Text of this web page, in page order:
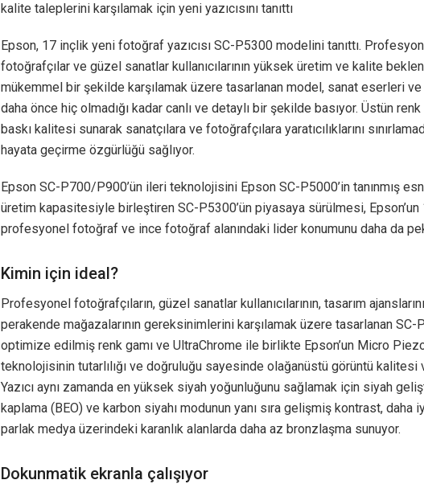
kalite taleplerini karşılamak için yeni yazıcısını tanıttı
Epson, 17 inçlik yeni fotoğraf yazıcısı SC-P5300 modelini tanıttı.
fotoğrafçılar ve güzel sanatlar kullanıcılarının yüksek üretim ve kalite
mükemmel bir şekilde karşılamak üzere tasarlanan model, sanat eserleri
daha önce hiç olmadığı kadar canlı ve detaylı bir şekilde basıyor. Üstün
baskı kalitesi sunarak sanatçılara ve fotoğrafçılara yaratıcılıklarını
hayata geçirme özgürlüğü sağlıyor.
Epson SC-P700/P900’ün ileri teknolojisini Epson SC-P5000’in tanınmış
üretim kapasitesiyle birleştiren SC-P5300’ün piyasaya sürülmesi, Epson’un
profesyonel fotoğraf ve ince fotoğraf alanındaki lider konumunu daha da
Kimin için ideal?
Profesyonel fotoğrafçıların, güzel sanatlar kullanıcılarının, tasarım
perakende mağazalarının gereksinimlerini karşılamak üzere tasarlanan SC-
optimize edilmiş renk gamı ve UltraChrome ile birlikte Epson’un Micro
teknolojisinin tutarlılığı ve doğruluğu sayesinde olağanüstü görüntü kalitesi
Yazıcı aynı zamanda en yüksek siyah yoğunluğunu sağlamak için siyah
kaplama (BEO) ve karbon siyahı modunun yanı sıra gelişmiş kontrast, daha
parlak medya üzerindeki karanlık alanlarda daha az bronzlaşma sunuyor.
Dokunmatik ekranla çalışıyor